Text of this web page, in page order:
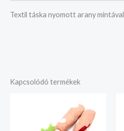
Textil táska nyomott arany mintával
Kapcsolódó termékek